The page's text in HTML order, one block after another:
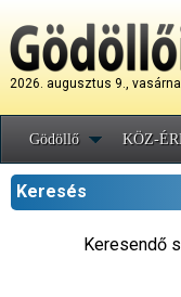
2026. augusztus 9.,
Gödöllő KÖZ-
Keresés
Keresendő